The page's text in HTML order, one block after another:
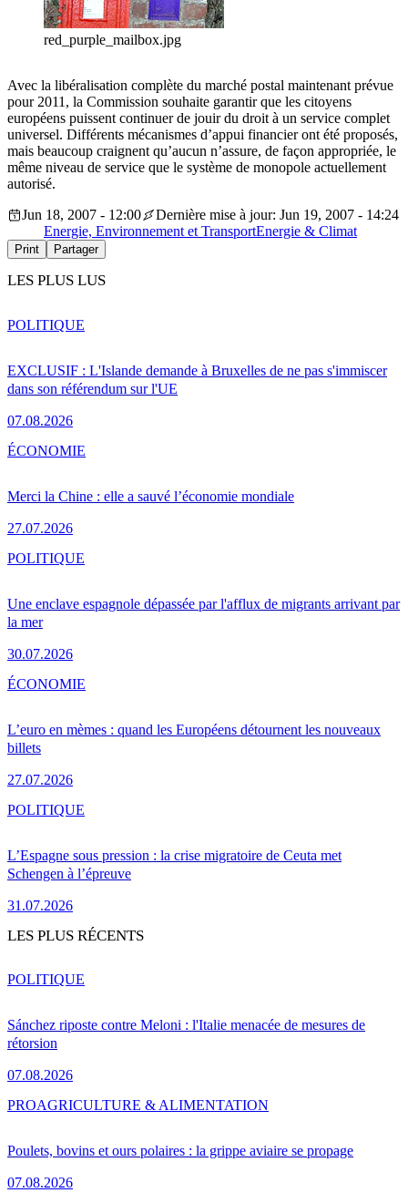
red_purple_mailbox.jpg
Avec la libéralisation complète du marché postal maintenant prévue
pour 2011, la Commission souhaite garantir que les citoyens
européens puissent continuer de jouir du droit à un service complet
universel. Différents mécanismes d’appui financier ont été proposés,
mais beaucoup craignent qu’aucun n’assure, de façon appropriée, le
même niveau de service que le système de monopole actuellement
autorisé.
Jun 18, 2007 - 12:00
Dernière mise à jour: Jun 19, 2007 - 14:24
Energie, Environnement et TransportEnergie & Climat
Print Partager
LES PLUS LUS
EXCLUSIF : L'Islande demande à Bruxelles de ne pas s'immiscer
dans son référendum sur l'UE
07.08.2026
POLITIQUE
Merci la Chine : elle a sauvé l’économie mondiale
27.07.2026
ÉCONOMIE
Une enclave espagnole dépassée par l'afflux de migrants arrivant par
la mer
30.07.2026
POLITIQUE
L’euro en mèmes : quand les Européens détournent les nouveaux
billets
27.07.2026
ÉCONOMIE
L’Espagne sous pression : la crise migratoire de Ceuta met
Schengen à l’épreuve
31.07.2026
POLITIQUE
LES PLUS RÉCENTS
Sánchez riposte contre Meloni : l'Italie menacée de mesures de
rétorsion
07.08.2026
POLITIQUE
Poulets, bovins et ours polaires : la grippe aviaire se propage
07.08.2026
PROAGRICULTURE & ALIMENTATION